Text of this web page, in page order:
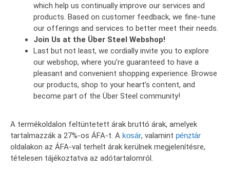
which help us continually improve our services and
products. Based on customer feedback, we fine-tune
our offerings and services to better meet their needs.
Join Us at the Über Steel Webshop!
Last but not least, we cordially invite you to explore
our webshop, where you’re guaranteed to have a
pleasant and convenient shopping experience. Browse
our products, shop to your heart’s content, and
become part of the Über Steel community!
A termékoldalon feltüntetett árak bruttó árak, amelyek
tartalmazzák a 27%-os ÁFA-t. A kosár, valamint pénztár
oldalakon az ÁFA-val terhelt árak kerülnek megjelenítésre,
tételesen tájékoztatva az adótartalomról.